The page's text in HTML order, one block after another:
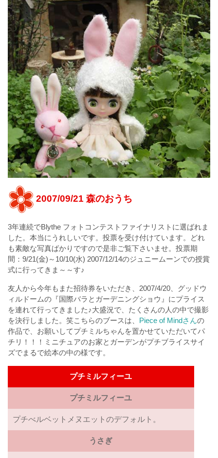
2007/09/21 森のおうち
3年連続でBlythe フォトコンテストファイナリストに選ばれま
した。本当にうれしいです。投票を受け付けています。どれ
も素敵な写真ばかりですので是非ご覧下さいませ。投票期
間：9/21(金)～10/10(水) 2007/12/14のジュニームーンでの授賞
式に行ってきま～～す♪
友人から今年もまた招待券をいただき、2007/4/20、グッドウ
ィルドームの『国際バラとガーデニングショウ』にプライス
を連れて行ってきました♪大盛況で、たくさんの人の中で撮影
を決行しました。笑こちらのブースは、 Piece of Mindさんの
作品で、お願いしてプチミルちゃんを置かせていただいてパ
チリ！！！ミニチュアのお家とガーデンがプチブライスサイ
ズでまるで絵本の中の様です。
プチミルフィーユ
プチミルフィーユ
プチべルベットメヌエットのデフォルト。
うさぎ